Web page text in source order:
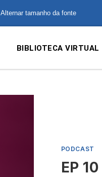
Alternar tamanho da fonte
BIBLIOTECA VIRTUAL
PODCAST
EP